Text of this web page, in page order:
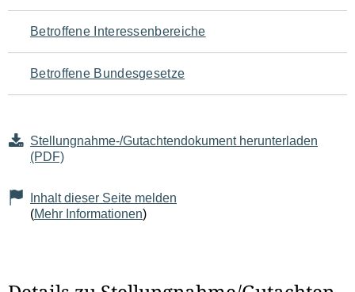
für
den
Seiteninhalt
Betroffene Interessenbereiche
Betroffene Bundesgesetze
Stellungnahme-/Gutachtendokument herunterladen
(PDF)
Inhalt dieser Seite melden
(Mehr Informationen)